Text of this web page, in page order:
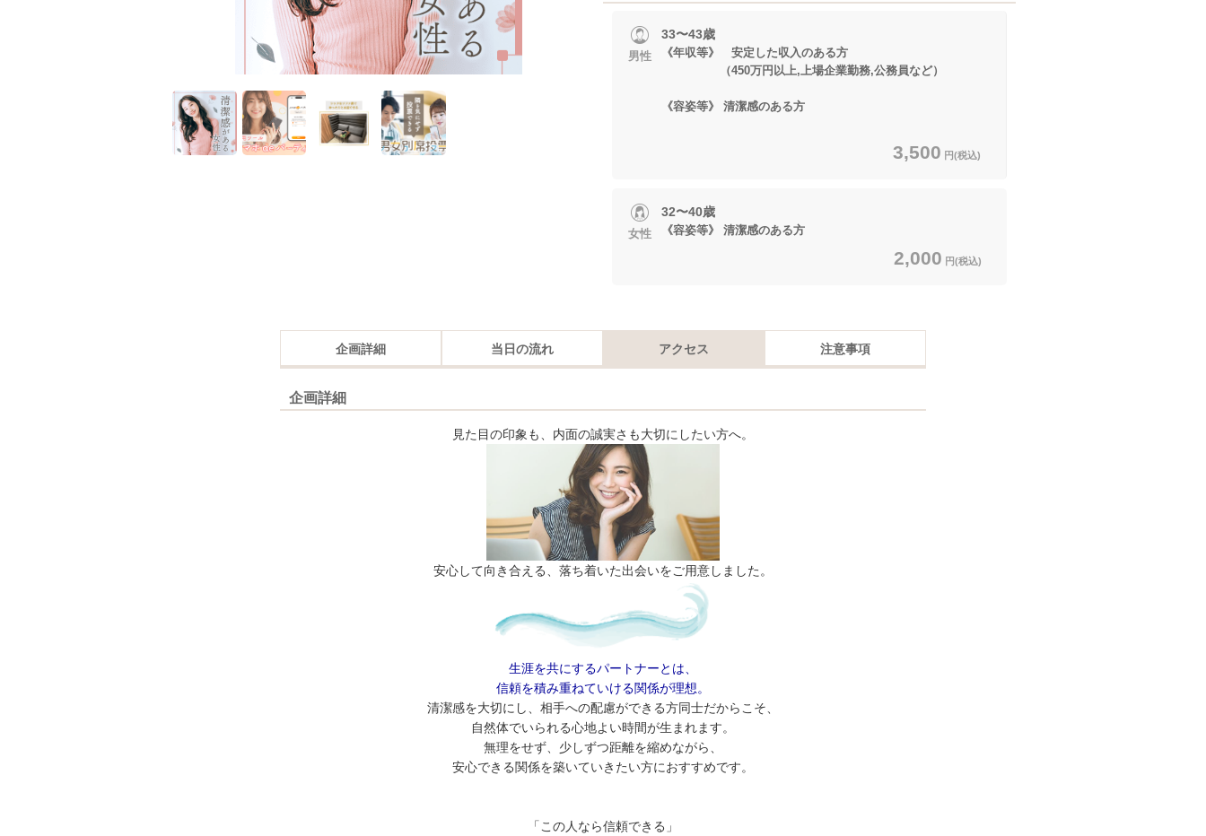
男性
33〜43歳
《年収等》 安定した収入のある方
（450万円以上,上場企業勤務,公務員など）
《容姿等》 清潔感のある方
3,500 円(税込)
女性
32〜40歳
《容姿等》 清潔感のある方
2,000 円(税込)
企画詳細 当日の流れ アクセス 注意事項
企画詳細
見た目の印象も、内面の誠実さも大切にしたい方へ。
安心して向き合える、落ち着いた出会いをご用意しました。
生涯を共にするパートナーとは、
信頼を積み重ねていける関係が理想。
清潔感を大切にし、相手への配慮ができる方同士だからこそ、
自然体でいられる心地よい時間が生まれます。
無理をせず、少しずつ距離を縮めながら、
安心できる関係を築いていきたい方におすすめです。
「この人なら信頼できる」